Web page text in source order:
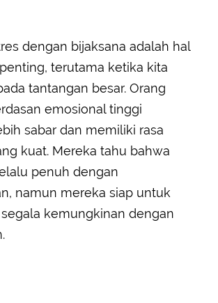
dengan bijaksana adalah hal
terutama ketika kita
tantangan besar. Orang
emosional tinggi
sabar dan memiliki rasa
kuat. Mereka tahu bahwa
penuh dengan
namun mereka siap untuk
kemungkinan dengan